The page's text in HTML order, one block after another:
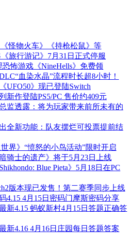
怪物火车》《持枪松鼠》等
旅行游记》7月31日正式停服
恐怖游戏《NineHells》免费领
血染水晶”流程时长超8小时！
UFO50》现已登陆Switch
新作登陆PS5/PC 售价约409元
监透露：将为玩家带来前所未有的
全新功能：队友摆烂可投票提前结
世界》“愤怒的小鸟活动”限时开启
骑士的遗产》将于5月23日上线
Blue Pieta》5月18日在PC
版本现已发售！第二赛季同步上线
4.15 4月15日密码门摩斯密码分享
新4.15 蚂蚁新村4月15日答题正确答
新4.16 4月16日庄园每日答题答案